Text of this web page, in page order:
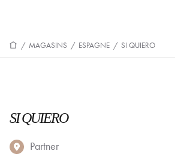
/ MAGASINS / ESPAGNE / SI QUIERO
SI QUIERO
Partner